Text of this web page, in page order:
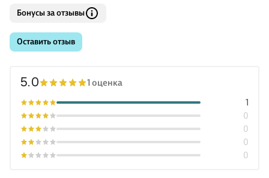
Бонусы за отзывы
Оставить отзыв
5.0 1 оценка
0
0
0
0
1